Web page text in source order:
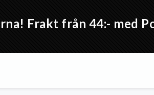
Frakt från 44:- med